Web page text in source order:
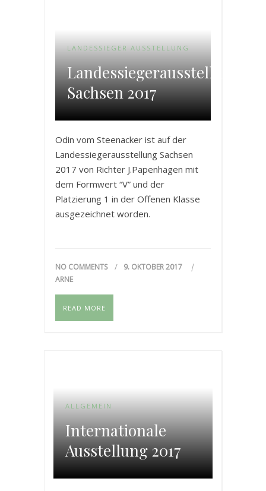
LANDESSIEGER AUSSTELLUNG
Landessiegerausstellung
Sachsen 2017
Odin vom Steenacker ist auf der
Landessiegerausstellung Sachsen
2017 von Richter J.Papenhagen mit
dem Formwert “V” und der
Platzierung 1 in der Offenen Klasse
ausgezeichnet worden.
NO COMMENTS
9. OKTOBER 2017
ARNE
READ MORE
ALLGEMEIN
Internationale
Ausstellung 2017